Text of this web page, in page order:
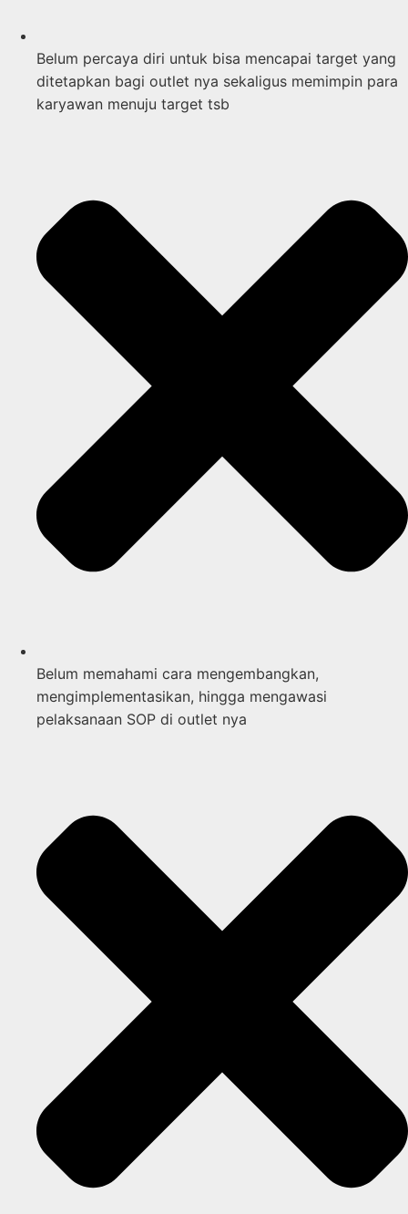
Belum percaya diri untuk bisa mencapai target yang
ditetapkan bagi outlet nya sekaligus memimpin para
karyawan menuju target tsb
Belum memahami cara mengembangkan,
mengimplementasikan, hingga mengawasi
pelaksanaan SOP di outlet nya